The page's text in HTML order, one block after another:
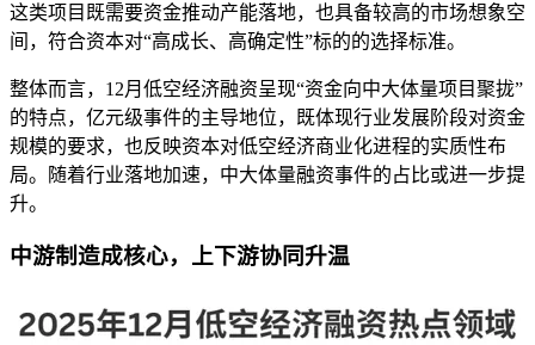
这类项目既需要资金推动产能落地，也具备较高的市场想象空
间，符合资本对“高成长、高确定性”标的的选择标准。
整体而言，12月低空经济融资呈现“资金向中大体量项目聚拢”
的特点，亿元级事件的主导地位，既体现行业发展阶段对资金
规模的要求，也反映资本对低空经济商业化进程的实质性布
局。随着行业落地加速，中大体量融资事件的占比或进一步提
升。
中游制造成核心，上下游协同升温